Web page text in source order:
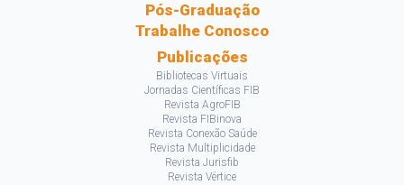
Pós-Graduação
Trabalhe Conosco
Publicações
Bibliotecas Virtuais
Jornadas Científicas FIB
Revista AgroFIB
Revista FIBinova
Revista Conexão Saúde
Revista Multiplicidade
Revista Jurisfib
Revista Vértice